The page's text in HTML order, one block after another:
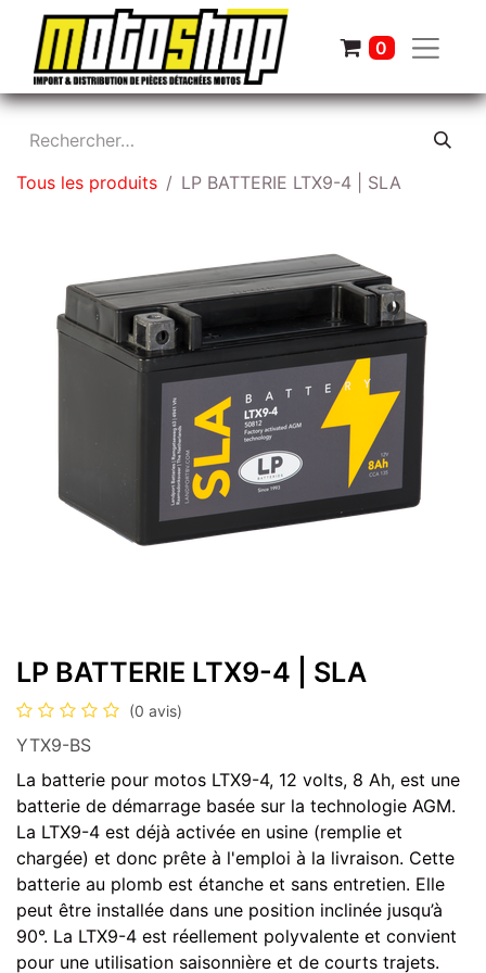
0
Tous les produits LP BATTERIE LTX9-4 | SLA
LP BATTERIE LTX9-4 | SLA
(0 avis)
YTX9-BS
La batterie pour motos LTX9-4, 12 volts, 8 Ah, est une
batterie de démarrage basée sur la technologie AGM.
La LTX9-4 est déjà activée en usine (remplie et
chargée) et donc prête à l'emploi à la livraison. Cette
batterie au plomb est étanche et sans entretien. Elle
peut être installée dans une position inclinée jusqu’à
90°. La LTX9-4 est réellement polyvalente et convient
pour une utilisation saisonnière et de courts trajets.